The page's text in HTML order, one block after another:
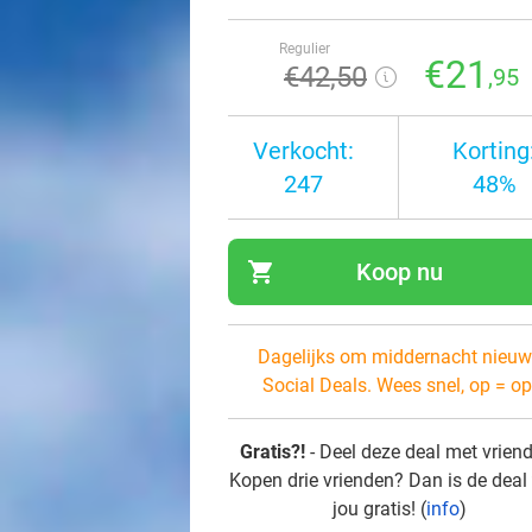
Regulier
€42,50 €21 ,95
Verkocht:
247
48%
shopping_cart Koop nu
Dagelijks om middernacht
Social Deals. Wees snel, op =
Gratis?! - Deel deze deal met
Kopen drie vrienden? Dan is de
jou gratis! (info)